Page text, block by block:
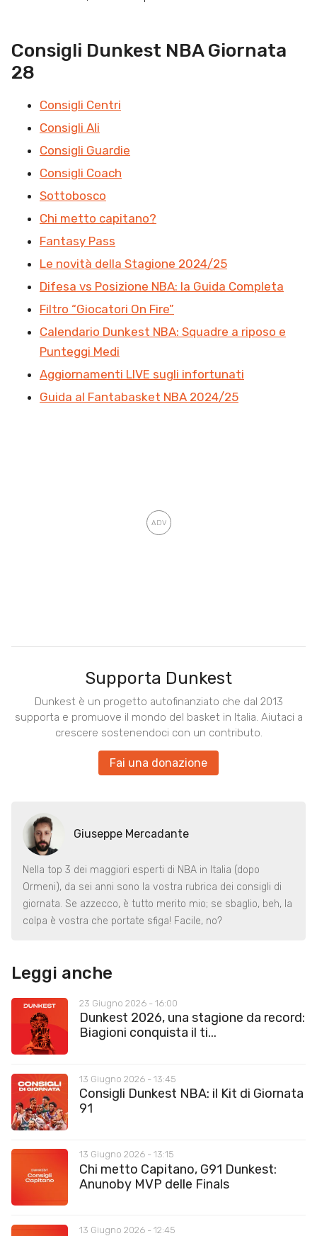
Consigli Dunkest NBA Giornata
28
Consigli Centri
Consigli Ali
Consigli Guardie
Consigli Coach
Sottobosco
Chi metto capitano?
Fantasy Pass
Le novità della Stagione 2024/25
Difesa vs Posizione NBA: la Guida Completa
Filtro “Giocatori On Fire”
Calendario Dunkest NBA: Squadre a riposo e
Punteggi Medi
Aggiornamenti LIVE sugli infortunati
Guida al Fantabasket NBA 2024/25
Supporta Dunkest
Dunkest è un progetto autofinanziato che dal 2013
supporta e promuove il mondo del basket in Italia. Aiutaci a
crescere sostenendoci con un contributo.
Fai una donazione
Giuseppe Mercadante
Nella top 3 dei maggiori esperti di NBA in Italia (dopo
Ormeni), da sei anni sono la vostra rubrica dei consigli di
giornata. Se azzecco, è tutto merito mio; se sbaglio, beh, la
colpa è vostra che portate sfiga! Facile, no?
Leggi anche
23 Giugno 2026 - 16:00
Dunkest 2026, una stagione da record:
Biagioni conquista il ti...
13 Giugno 2026 - 13:45
Consigli Dunkest NBA: il Kit di Giornata
91
13 Giugno 2026 - 13:15
Chi metto Capitano, G91 Dunkest:
Anunoby MVP delle Finals
13 Giugno 2026 - 12:45